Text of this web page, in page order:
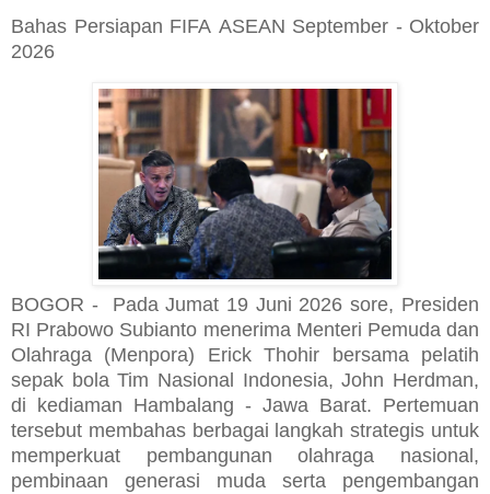
Bahas Persiapan FIFA ASEAN September - Oktober
2026
BOGOR - Pada Jumat 19 Juni 2026 sore, Presiden
RI Prabowo Subianto menerima Menteri Pemuda dan
Olahraga (Menpora) Erick Thohir bersama pelatih
sepak bola Tim Nasional Indonesia, John Herdman,
di kediaman Hambalang - Jawa Barat. Pertemuan
tersebut membahas berbagai langkah strategis untuk
memperkuat pembangunan olahraga nasional,
pembinaan generasi muda serta pengembangan